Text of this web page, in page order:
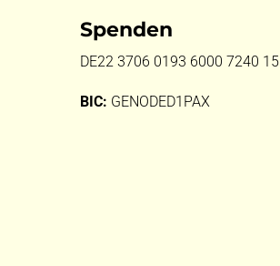
Spenden
DE22 3706 0193 6000 7240 15
BIC: GENODED1PAX